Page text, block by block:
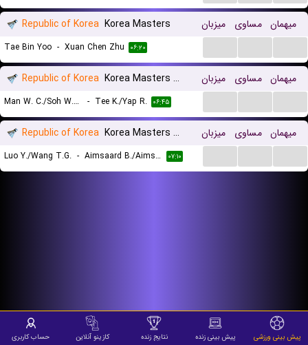
Republic of Korea Korea Masters میزبان مساوی میهمان
Tae Bin Yoo - Xuan Chen Zhu ۰۶:۲۰
Republic of Korea Korea Masters Doubles میزبان مساوی میهمان
Man W. C./Soh W. Y. - Tee K./Yap R. ۰۶:۴۵
Republic of Korea Korea Masters Women Doubles میزبان مساوی میهمان
Luo Y./Wang T.G. - Aimsaard B./Aimsaard N. ۰۷:۱۰
پیش بینی ورزشی پیش بینی زنده نتایج زنده کازینو آنلاین حساب کاربری